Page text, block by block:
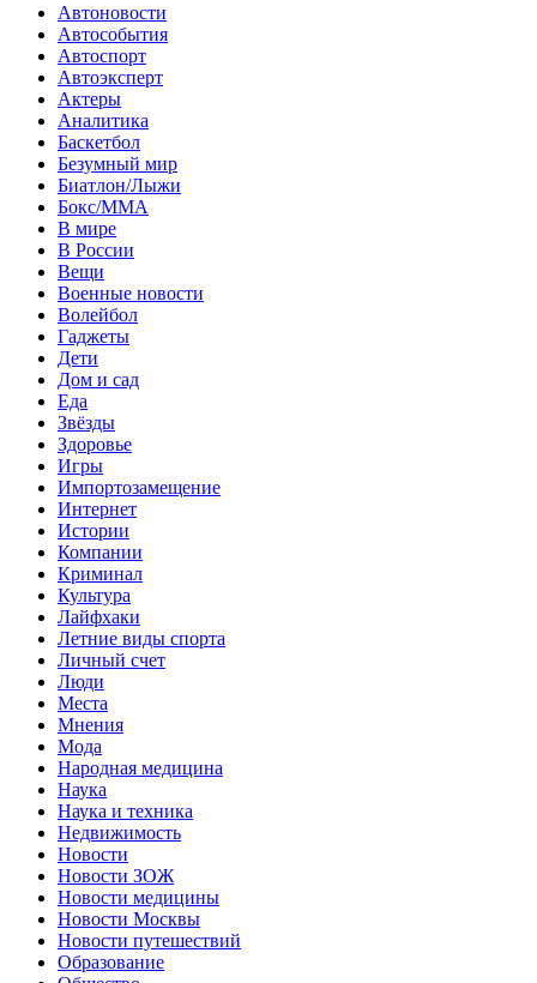
Автоновости
Автособытия
Автоспорт
Автоэксперт
Актеры
Аналитика
Баскетбол
Безумный мир
Биатлон/Лыжи
Бокс/MMA
В мире
В России
Вещи
Военные новости
Волейбол
Гаджеты
Дети
Дом и сад
Еда
Звёзды
Здоровье
Игры
Импортозамещение
Интернет
Истории
Компании
Криминал
Культура
Лайфхаки
Летние виды спорта
Личный счет
Люди
Места
Мнения
Мода
Народная медицина
Наука
Наука и техника
Недвижимость
Новости
Новости ЗОЖ
Новости медицины
Новости Москвы
Новости путешествий
Образование